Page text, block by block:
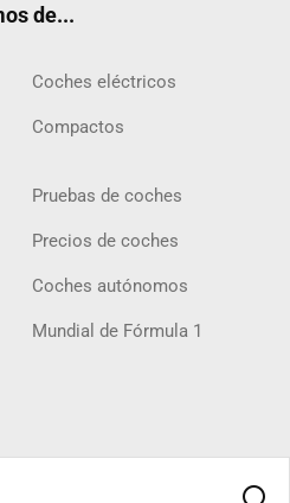
de...
Coches eléctricos
Compactos
Pruebas de coches
Precios de coches
Coches autónomos
Mundial de Fórmula 1